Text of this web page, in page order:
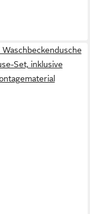
Waschbeckendusche
Set, inklusive